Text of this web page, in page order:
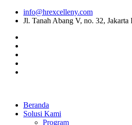
info@hrexcelleny.com
Jl. Tanah Abang V, no. 32, Jakarta
Beranda
Solusi Kami
Program